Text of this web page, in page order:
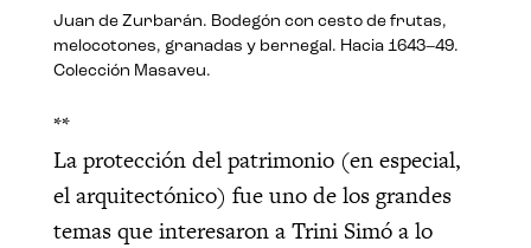
Juan de Zurbarán. Bodegón con cesto de frutas,
melocotones, granadas y bernegal. Hacia 1643–49.
Colección Masaveu.
**
La protección del patrimonio (en especial,
el arquitectónico) fue uno de los grandes
temas que interesaron a Trini Simó a lo